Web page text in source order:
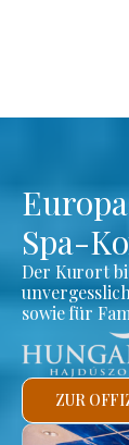
Spa-
Der Kurort
sowie für
ZUR